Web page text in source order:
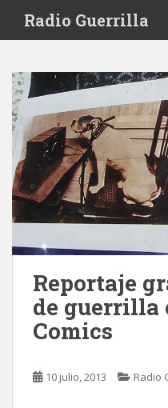
i
Radio Guerrilla
Reportaje
de guerrilla
Comics
10 julio, 2013 Radio